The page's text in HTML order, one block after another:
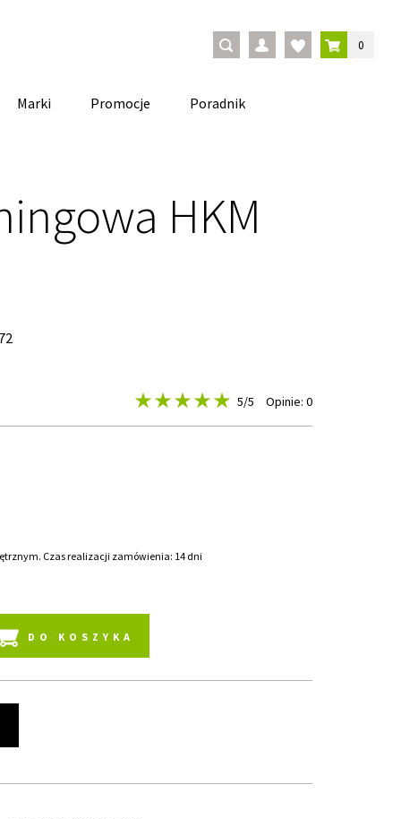
0
Marki Promocje Poradnik
HKM
5/5 Opinie: 0
Czas realizacji zamówienia: 14 dni
DO KOSZYKA